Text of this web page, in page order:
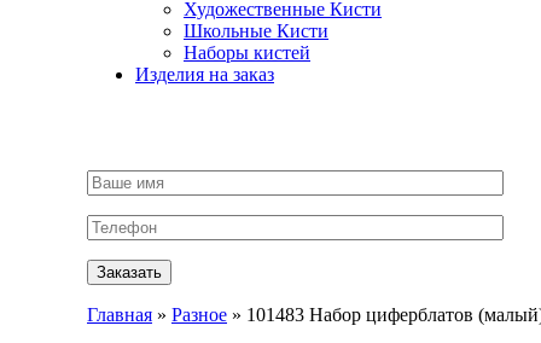
Художественные Кисти
Школьные Кисти
Наборы кистей
Изделия на заказ
Главная » Разное » 101483 Набор циферблатов